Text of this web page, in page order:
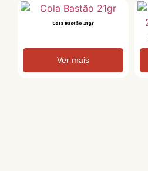
Cola Bastão 21gr
Ver mais